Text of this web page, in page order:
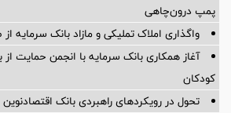
پمپ درون‌چاهی
واگذاری املاک تملیکی و مازاد بانک سرمایه
آغاز همکاری بانک سرمایه با انجمن حمایت از
کودکان
تحول در رویکردهای راهبردی بانک اقتصادنوین